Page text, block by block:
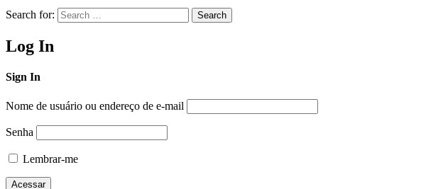
Search for: Search
Log In
Sign In
Nome de usuário ou endereço de e-mail
Senha
Lembrar-me